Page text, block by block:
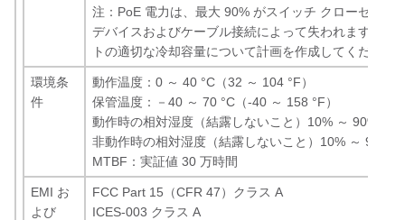
注：PoE 電力は、最大 90% がスイッチ クローゼット
デバイスおよびケーブル接続によって失われます。ス
トの適切な冷却容量について計画を作成してください
環境条
件
動作温度：0 ～ 40 °C（32 ～ 104 °F）
保管温度：－40 ～ 70 °C（-40 ～ 158 °F）
動作時の相対湿度（結露しないこと）10% ～ 90%
非動作時の相対湿度（結露しないこと）10% ～ 95%
MTBF：実証値 30 万時間
EMI お
よび
FCC Part 15（CFR 47）クラス A
ICES-003 クラス A